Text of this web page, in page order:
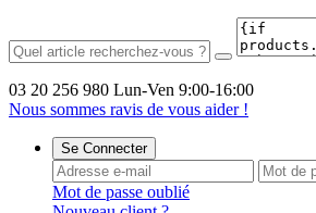
03 20 256 980 Lun-Ven 9:00-16:00
Nous sommes ravis de vous aider !
Se Connecter
Mot de passe oublié